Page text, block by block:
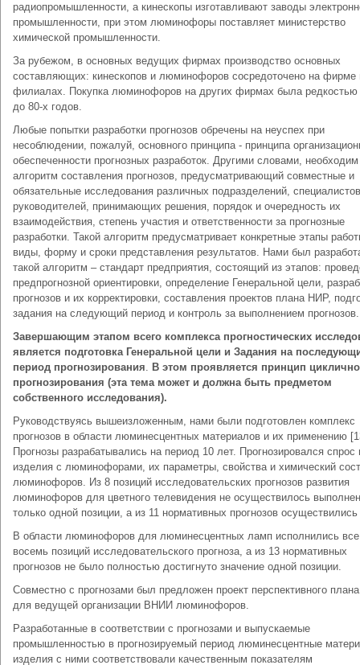
радиопромышленности, а кинескопы изготавливают заводы
промышленности, при этом люминофоры поставляет министерство
химической промышленности.
За рубежом, в основных ведущих фирмах производство основных
составляющих: кинескопов и люминофоров сосредоточено на фирме
филиалах. Покупка люминофоров на других фирмах была редкостью
до 80-х годов.
Любые попытки разработки прогнозов обречены на неуспех при
несоблюдении, пожалуй, основного принципа - принципа
обеспеченности прогнозных разработок. Другими словами, необходим
алгоритм составления прогнозов, предусматривающий совместные и
обязательные исследования различных подразделений,
руководителей, принимающих решения, порядок и очередность их
взаимодействия, степень участия и ответственности за прогнозные
разработки. Такой алгоритм предусматривает конкретные этапы
виды, форму и сроки представления результатов. Нами был
такой алгоритм – стандарт предприятия, состоящий из этапов:
предпрогнозной ориентировки, определение Генеральной цели,
прогнозов и их корректировки, составления проектов плана НИР,
задания на следующий период и контроль за выполнением прогнозов.
Завершающим этапом всего комплекса прогностических
является подготовка Генеральной цели и Задания на
период прогнозирования. В этом проявляется принцип
прогнозирования (эта тема может и должна быть предметом
собственного исследования).
Руководствуясь вышеизложенным, нами были подготовлен комплекс
прогнозов в области люминесцентных материалов и их применению
Прогнозы разрабатывались на период 10 лет. Прогнозировался спрос
изделия с люминофорами, их параметры, свойства и химический
люминофоров. Из 8 позиций исследовательских прогнозов развития
люминофоров для цветного телевидения не осуществилось
только одной позиции, а из 11 нормативных прогнозов
В области люминофоров для люминесцентных ламп исполнились все
восемь позиций исследовательского прогноза, а из 13 нормативных
прогнозов не было полностью достигнуто значение одной позиции.
Совместно с прогнозами был предложен проект перспективного
для ведущей организации ВНИИ люминофоров.
Разработанные в соответствии с прогнозами и выпускаемые
промышленностью в прогнозируемый период люминесцентные
изделия с ними соответствовали качественным показателям